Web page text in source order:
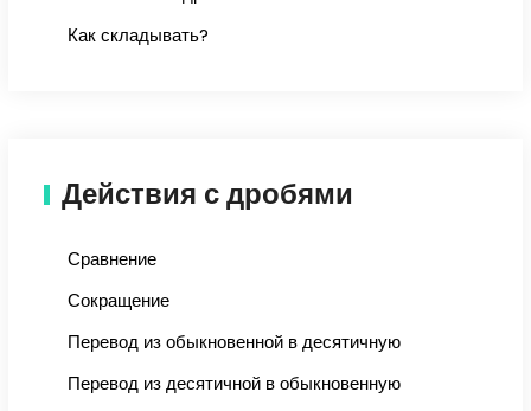
Как складывать?
Действия с дробями
Сравнение
Сокращение
Перевод из обыкновенной в десятичную
Перевод из десятичной в обыкновенную